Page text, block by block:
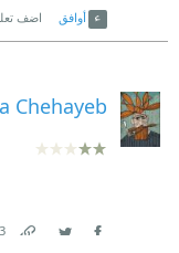
أوافق اضف
Chehayeb